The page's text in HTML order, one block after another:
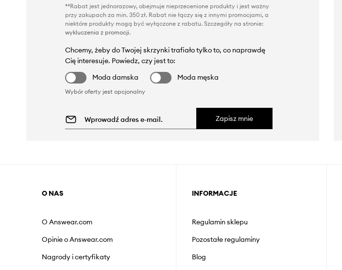
**Rabat jest jednorazowy, obejmuje nieprzecenione produkty i jest ważny
przy zakupach za min. 350 zł. Rabat nie łączy się z innymi promocjami, a
niektóre produkty mogą być wyłączone z rabatu. Szczegóły na stronie:
wykluczenia z promocji.
Chcemy, żeby do Twojej skrzynki trafiało tylko to, co naprawdę
Cię interesuje. Powiedz, czy jest to:
Moda damska
Moda męska
Wybór oferty jest opcjonalny
Zapisz mnie
O NAS
O Answear.com
Opinie o Answear.com
Nagrody i certyfikaty
INFORMACJE
Regulamin sklepu
Pozostałe regulaminy
Blog